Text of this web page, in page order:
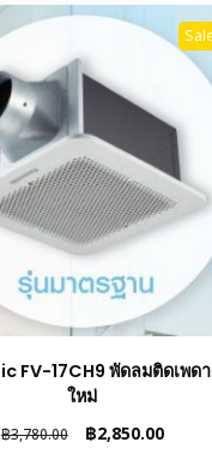
FV-17CH9 พัดลมติดเพด
ใหม่
฿3,780.00
Original
฿2,850.00Current